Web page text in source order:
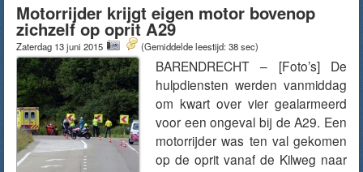
Motorrijder krijgt eigen motor bovenop
zichzelf op oprit A29
Zaterdag 13 juni 2015 (Gemiddelde leestijd: 38 sec)
BARENDRECHT – [Foto’s] De
hulpdiensten werden vanmiddag
om kwart over vier gealarmeerd
voor een ongeval bij de A29. Een
motorrijder was ten val gekomen
op de oprit vanaf de Kilweg naar